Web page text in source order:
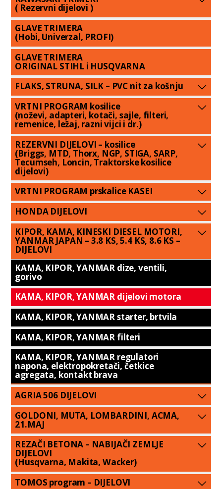
( Rezervni dijelovi )
GLAVE TRIMERA
(Hobi, Univerzal, PROFI)
GLAVE TRIMERA
ORIGINAL STIHL i HUSQVARNA
FLAKS, STRUNA, SILK – PVC nit za košnju
VRTNI PROGRAM kosilice
(noževi, adapteri, kotači, sajle, filteri,
remenice, ležaj, razni vijci i dr.)
REZERVNI DIJELOVI – kosilice
(Briggs, MTD, Thorx, NGP, STIGA, SARP,
Tecumseh, Loncin, Traktorske kosilice
dijelovi)
VRTNI PROGRAM prskalice KASEI
HONDA DIJELOVI
KIPOR, KAMA, KINESKI DIESEL MOTORI,
YANMAR JAPAN – 3.8 KS, 5.4 KS, 8.6 KS –
DIJELOVI
KAMA, KIPOR, YANMAR dize, ventili,
gorivo
KAMA, KIPOR, YANMAR dijelovi motora
KAMA, KIPOR, YANMAR starter, brtvila
KAMA, KIPOR, YANMAR filteri
KAMA, KIPOR, YANMAR regulatori
napona, elektropokretači, četkice
agregata, kontakt brava
AGRIA 506 DIJELOVI
GOLDONI, MUTA, LOMBARDINI, ACMA,
21.MAJ
REZAČI BETONA – NABIJAČI ZEMLJE
DIJELOVI
(Husqvarna, Makita, Wacker)
TOMOS program – DIJELOVI